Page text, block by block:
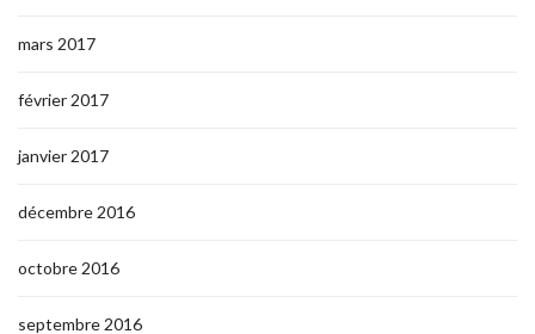
mars 2017
février 2017
janvier 2017
décembre 2016
octobre 2016
septembre 2016